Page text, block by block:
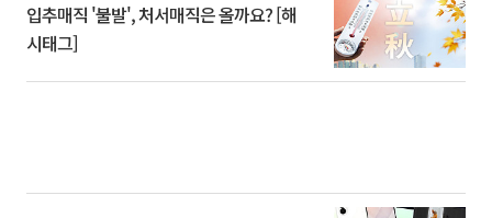
입추매직 '불발', 처서매직은 올까요? [해
시태그]